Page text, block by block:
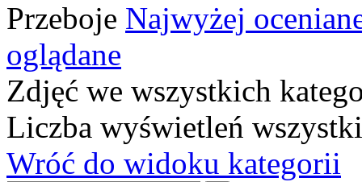
Przeboje Najwyżej
oglądane
Zdjęć we wszystkich
Liczba wyświetleń
Wróć do widoku kategorii